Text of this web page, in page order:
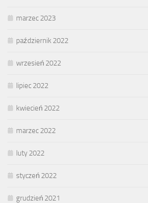
marzec 2023
październik 2022
wrzesień 2022
lipiec 2022
kwiecień 2022
marzec 2022
luty 2022
styczeń 2022
grudzień 2021